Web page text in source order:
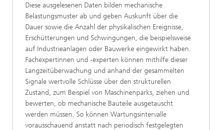
Diese ausgelesenen Daten bilden mechanische
Belastungsmuster ab und geben Auskunft über die
Dauer sowie die Anzahl der physikalischen Ereignisse,
Erschütterungen und Schwingungen, die beispielsweise
auf Industrieanlagen oder Bauwerke eingewirkt haben.
Fachexpertinnen und -experten können mithilfe dieser
Langzeitüberwachung und anhand der gesammelten
Signale wertvolle Schlüsse über den strukturellen
Zustand, zum Beispiel von Maschinenparks, ziehen und
bewerten, ob mechanische Bauteile ausgetauscht
werden müssen. So können Wartungsintervalle
vorausschauend anstatt nach periodisch festgelegten